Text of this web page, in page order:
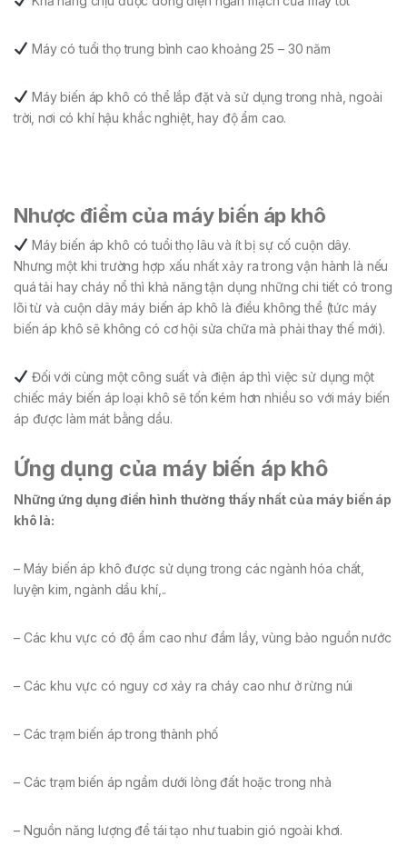
Máy có tuổi thọ trung bình cao khoảng 25 – 30 năm
Máy biến áp khô có thể lắp đặt và sử dụng trong nhà, ngoài
trời, nơi có khí hậu khắc nghiệt, hay độ ẩm cao.
Nhược điểm của máy biến áp khô
Máy biến áp khô có tuổi thọ lâu và ít bị sự cố cuộn dây.
Nhưng một khi trường hợp xấu nhất xảy ra trong vận hành là nếu
quá tải hay cháy nổ thì khả năng tận dụng những chi tiết có trong
lõi từ và cuộn dây máy biến áp khô là điều không thể (tức máy
biến áp khô sẽ không có cơ hội sửa chữa mà phải thay thế mới).
Đối với cùng một công suất và điện áp thì việc sử dụng một
chiếc máy biến áp loại khô sẽ tốn kém hơn nhiều so với máy biến
áp được làm mát bằng dầu.
Ứng dụng của máy biến áp khô
Những ứng dụng điển hình thường thấy nhất của máy biến áp
khô là:
– Máy biến áp khô được sử dụng trong các ngành hóa chất,
luyện kim, ngành dầu khí,..
– Các khu vực có độ ẩm cao như đầm lầy, vùng bảo nguồn nước
– Các khu vực có nguy cơ xảy ra cháy cao như ở rừng núi
– Các trạm biến áp trong thành phố
– Các trạm biến áp ngầm dưới lòng đất hoặc trong nhà
– Nguồn năng lượng để tái tạo như tuabin gió ngoài khơi.